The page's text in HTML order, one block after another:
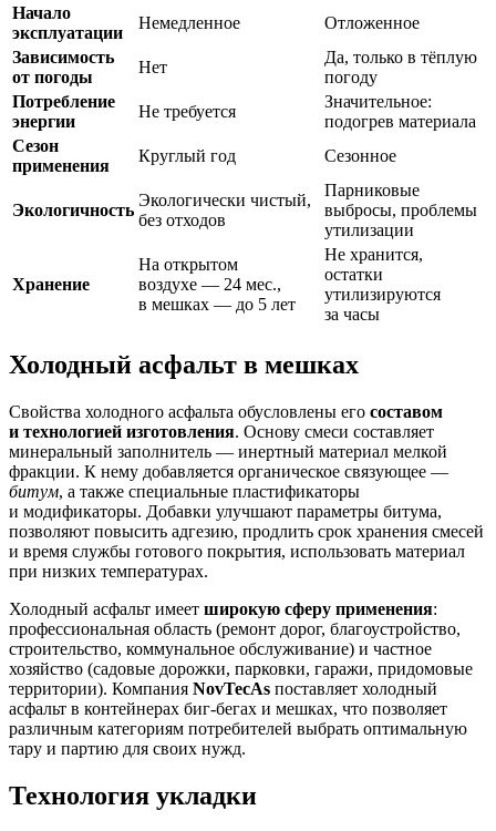
Начало
эксплуатации
Немедленное
Отложенное
Зависимость
от погоды
Нет
Да, только в тёплую
погоду
Потребление
энергии
Не требуется
Значительное:
подогрев материала
Сезон
применения
Круглый год Сезонное
Экологичность
Экологически чистый,
без отходов
Парниковые
выбросы, проблемы
утилизации
Хранение
На открытом
воздухе — 24 мес.,
в мешках — до 5 лет
Не хранится,
остатки
утилизируются
за часы
Холодный асфальт в мешках
Свойства холодного асфальта обусловлены его составом
и технологией изготовления. Основу смеси составляет
минеральный заполнитель — инертный материал мелкой
фракции. К нему добавляется органическое связующее —
битум, а также специальные пластификаторы
и модификаторы. Добавки улучшают параметры битума,
позволяют повысить адгезию, продлить срок хранения смесей
и время службы готового покрытия, использовать материал
при низких температурах.
Холодный асфальт имеет широкую сферу применения:
профессиональная область (ремонт дорог, благоустройство,
строительство, коммунальное обслуживание) и частное
хозяйство (садовые дорожки, парковки, гаражи, придомовые
территории). Компания NovTecAs поставляет холодный
асфальт в контейнерах биг-бегах и мешках, что позволяет
различным категориям потребителей выбрать оптимальную
тару и партию для своих нужд.
Технология укладки